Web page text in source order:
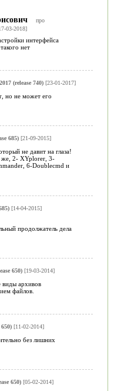
про
03-2018]
интерфейса
нет
(release 740)[23-01-2017]
но не может его
685)[21-09-2015]
не давит на глаза!
же, 2- XYplorer, 3-
6-Doublecmd и
[14-04-2015]
продолжатель дела
650)[19-03-2014]
архивов
файлов.
[11-02-2014]
без лишних
650)[05-02-2014]